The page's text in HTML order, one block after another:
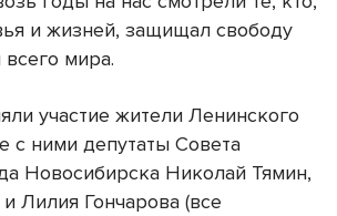
и жизней, защищал свободу
мира.
участие жители Ленинского
с ними депутаты Совета
Новосибирска Николай Тямин,
Лилия Гончарова (все